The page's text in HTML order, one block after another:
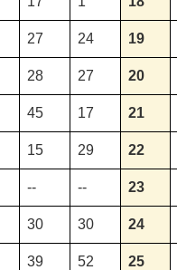
27 24 19
28 27 20
45 17 21
15 29 22
-- -- 23
30 30 24
39 52 25